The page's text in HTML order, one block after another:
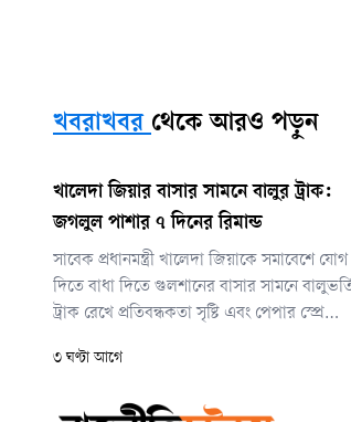
খবরাখবর থেকে আরও পড়ুন
খালেদা জিয়ার বাসার সামনে বালুর ট্রাক:
জগলুল পাশার ৭ দিনের রিমান্ড
সাবেক প্রধানমন্ত্রী খালেদা জিয়াকে সমাবেশে যোগ
দিতে বাধা দিতে গুলশানের বাসার সামনে
ট্রাক রেখে প্রতিবন্ধকতা সৃষ্টি এবং পেপার স্প্রে
পাশাকে সাত দিনের রিমান্ডে দিয়েছেন আদালত।
৩ ঘণ্টা আগে